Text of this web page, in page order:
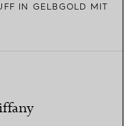
IN GELBGOLD MIT